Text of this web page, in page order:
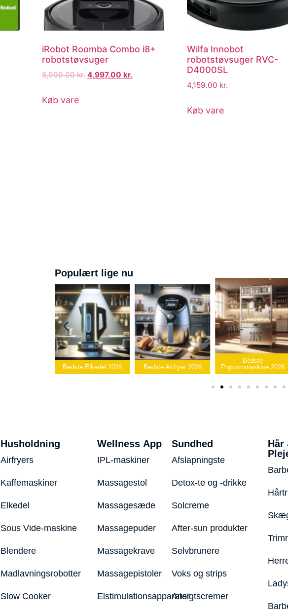
iRobot Roomba Combo i8+
robotstøvsuger
5,999.00kr. 4,997.00 kr.
Køb vare
Wilfa Innobot
robotstøvsuger RVC-
D4000SL
4,159.00 kr.
Køb vare
Populært lige nu
Bedste Elkedel 2026 Bedste Airfryer 2026
Bedste
Popcornmaskine 2026
Husholdning
Airfryers
Kaffemaskiner
Elkedel
Sous Vide-maskine
Blendere
Madlavningsrobotter
Slow Cooker
Wellness App
IPL-maskiner
Massagestol
Massagesæde
Massagepuder
Massagekrave
Massagepistoler
Elstimulationsapparater
Sundhed
Afslapningste
Detox-te og -drikke
Solcreme
After-sun produkter
Selvbrunere
Voks og strips
Ansigtscremer
Hår